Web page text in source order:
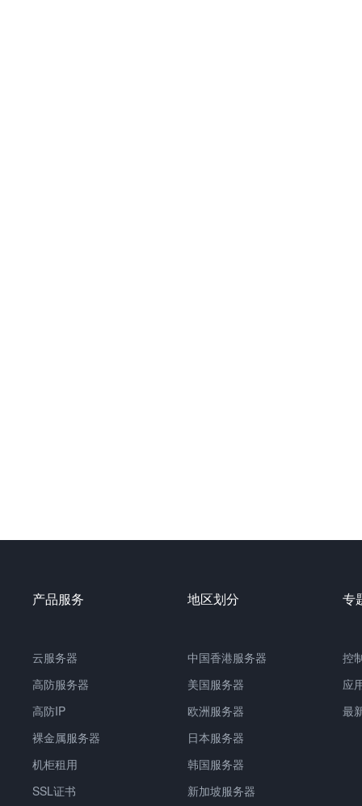
产品服务
云服务器
高防服务器
高防IP
裸金属服务器
机柜租用
SSL证书
地区划分
中国香港服务器
美国服务器
欧洲服务器
日本服务器
韩国服务器
新加坡服务器
专
控
应
最